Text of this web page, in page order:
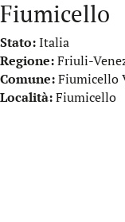
Fiumicello
Stato:Italia
Regione:Friuli-
Comune:Fiumicello
Località:Fiumicello